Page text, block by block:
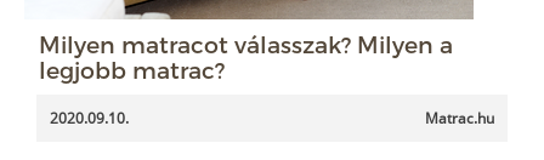
Milyen matracot válasszak? Milyen a
legjobb matrac?
2020.09.10. Matrac.hu